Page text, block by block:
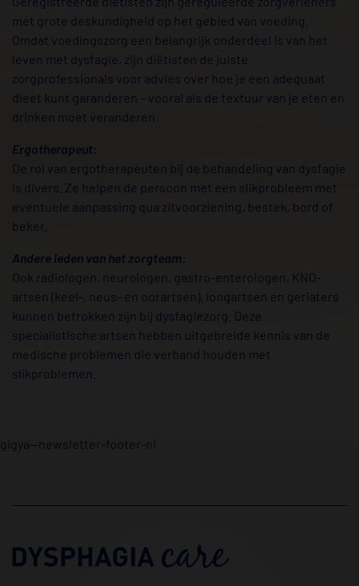
met grote deskundigheid op het gebied van voeding.
Omdat voedingszorg een belangrijk onderdeel is van het
leven met dysfagie, zijn diëtisten de juiste
zorgprofessionals voor advies over hoe je een adequaat
dieet kunt garanderen – vooral als de textuur van je eten en
drinken moet veranderen.
Ergotherapeut:
De rol van ergotherapeuten bij de behandeling van dysfagie
is divers. Ze helpen de persoon met een slikprobleem met
eventuele aanpassing qua zitvoorziening, bestek, bord of
beker.
Andere leden van het zorgteam:
Ook radiologen, neurologen, gastro-enterologen, KNO-
artsen (keel-, neus- en oorartsen), longartsen en geriaters
kunnen betrokken zijn bij dysfagiezorg. Deze
specialistische artsen hebben uitgebreide kennis van de
medische problemen die verband houden met
slikproblemen.
gigya--newsletter-footer-nl